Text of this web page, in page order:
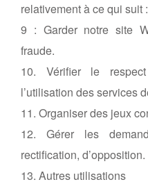
relativement à ce qui suit
9 : Garder notre site
fraude.
10. Vérifier le
l’utilisation des services
11. Organiser des jeux
12. Gérer les
rectification, d’opposition.
13. Autres utilisations